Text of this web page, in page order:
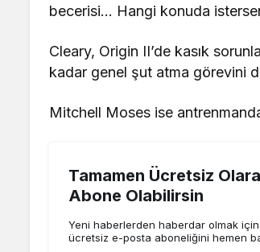
becerisi… Hangi konuda
Cleary, Origin II’de kasık
kadar genel şut atma görevini
Mitchell Moses ise
Tamamen Ücretsiz
Abone Olabilirsin
Yeni haberlerden haberdar olmak için
ücretsiz e-posta aboneliğini hemen